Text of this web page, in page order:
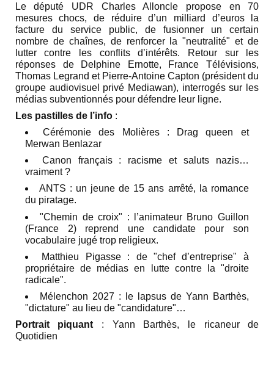
Le député UDR Charles Alloncle propose en 70
mesures chocs, de réduire d’un milliard d’euros la
facture du service public, de fusionner un certain
nombre de chaînes, de renforcer la "neutralité" et de
lutter contre les conflits d’intérêts. Retour sur les
réponses de Delphine Ernotte, France Télévisions,
Thomas Legrand et Pierre-Antoine Capton (président du
groupe audiovisuel privé Mediawan), interrogés sur les
médias subventionnés pour défendre leur ligne.
Les pastilles de l’info:
Cérémonie des Molières : Drag queen et
Merwan Benlazar
Canon français : racisme et saluts nazis…
vraiment ?
ANTS : un jeune de 15 ans arrêté, la romance
du piratage.
"Chemin de croix" : l’animateur Bruno Guillon
(France 2) reprend une candidate pour son
vocabulaire jugé trop religieux.
Matthieu Pigasse : de "chef d’entreprise" à
propriétaire de médias en lutte contre la "droite
radicale".
Mélenchon 2027 : le lapsus de Yann Barthès,
"dictature" au lieu de "candidature"…
Portrait piquant : Yann Barthès, le ricaneur de
Quotidien